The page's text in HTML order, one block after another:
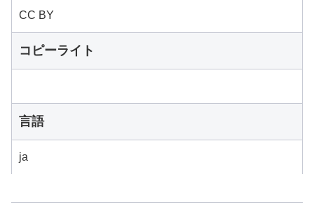
CC BY
コピーライト
言語
ja